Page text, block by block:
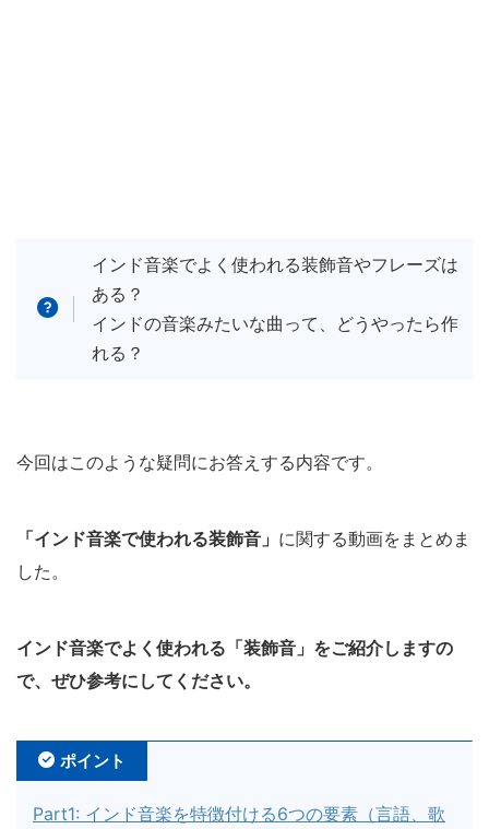
インド音楽でよく使われる装飾音やフレーズは
ある？
インドの音楽みたいな曲って、どうやったら作
れる？
今回はこのような疑問にお答えする内容です。
「インド音楽で使われる装飾音」 に関する動画をまとめま
した。
インド音楽でよく使われる「装飾音」をご紹介しますの
で、ぜひ参考にしてください。
ポイント
Part1: インド音楽を特徴付ける6つの要素（言語、歌